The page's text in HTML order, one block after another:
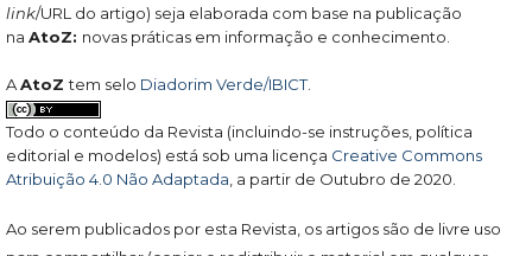
link/URL do artigo) seja elaborada com base na publicação
na AtoZ: novas práticas em informação e conhecimento.
AAtoZtem selo Diadorim Verde/IBICT.
Todo o conteúdo da Revista (incluindo-se instruções, política
editorial e modelos) está sob uma licença Creative Commons
Atribuição 4.0 Não Adaptada , a partir de Outubro de 2020.
Ao serem publicados por esta Revista, os artigos são de livre uso